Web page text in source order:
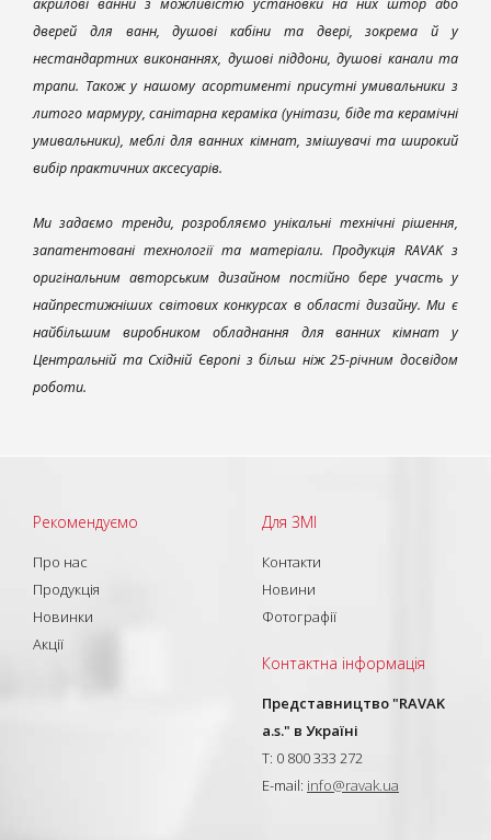
акрилові ванни з можливістю установки на них штор або
дверей для ванн, душові кабіни та двері, зокрема й у
нестандартних виконаннях, душові піддони, душові канали та
трапи. Також у нашому асортименті присутні умивальники з
литого мармуру, санітарна кераміка (унітази, біде та керамічні
умивальники), меблі для ванних кімнат, змішувачі та широкий
вибір практичних аксесуарів.
Ми задаємо тренди, розробляємо унікальні технічні рішення,
запатентовані технології та матеріали. Продукція RAVAK з
оригінальним авторським дизайном постійно бере участь у
найпрестижніших світових конкурсах в області дизайну. Ми є
найбільшим виробником обладнання для ванних кімнат у
Центральній та Східній Європі з більш ніж 25-річним досвідом
роботи.
Рекомендуємо
Про нас
Продукція
Новинки
Акції
Для ЗМІ
Контакти
Новини
Фотографії
Контактна інформація
Представництво "RAVAK
a.s." в Україні
T: 0 800 333 272
E-mail: info@ravak.ua